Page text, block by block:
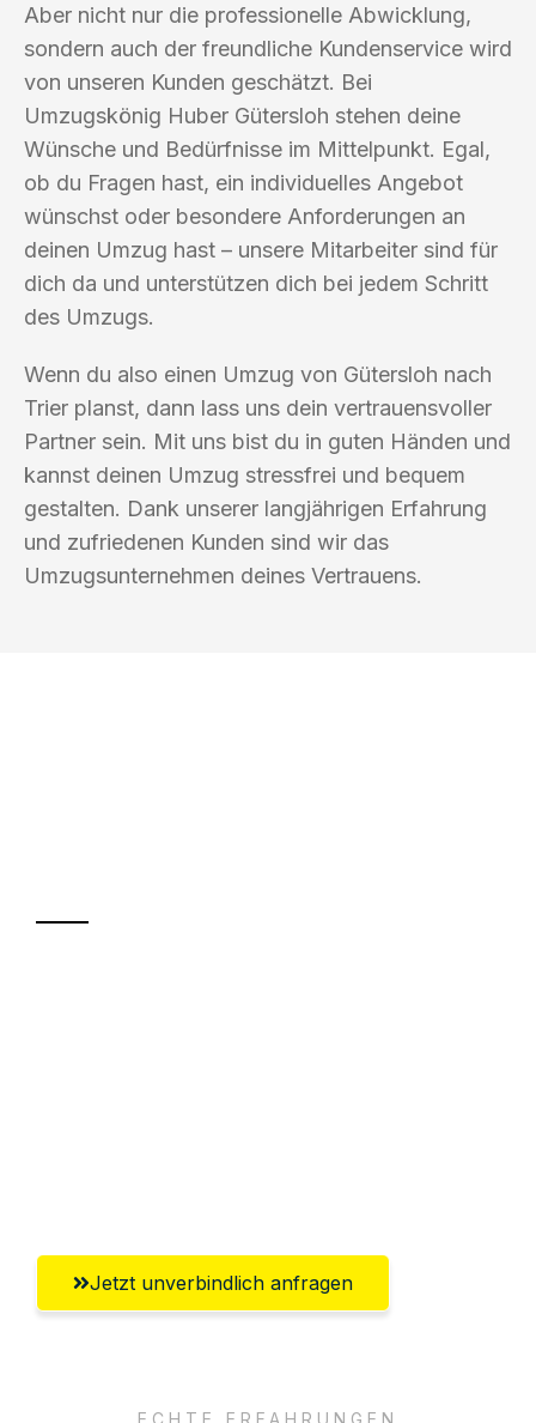
Aber nicht nur die professionelle Abwicklung,
sondern auch der freundliche Kundenservice wird
von unseren Kunden geschätzt. Bei
Umzugskönig Huber Gütersloh stehen deine
Wünsche und Bedürfnisse im Mittelpunkt. Egal,
ob du Fragen hast, ein individuelles Angebot
wünschst oder besondere Anforderungen an
deinen Umzug hast – unsere Mitarbeiter sind für
dich da und unterstützen dich bei jedem Schritt
des Umzugs.
Wenn du also einen Umzug von Gütersloh nach
Trier planst, dann lass uns dein vertrauensvoller
Partner sein. Mit uns bist du in guten Händen und
kannst deinen Umzug stressfrei und bequem
gestalten. Dank unserer langjährigen Erfahrung
und zufriedenen Kunden sind wir das
Umzugsunternehmen deines Vertrauens.
Jetzt unverbindlich anfragen
ECHTE ERFAHRUNGEN